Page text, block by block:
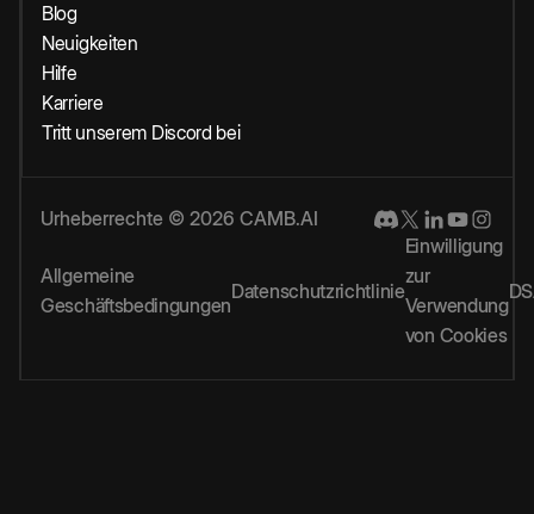
Blog
Neuigkeiten
Hilfe
Karriere
Tritt unserem Discord bei
Urheberrechte © 2026 CAMB.AI
Allgemeine
Geschäftsbedingungen
Datenschutzrichtlinie
Einwilligung
zur
Verwendung
von Cookies